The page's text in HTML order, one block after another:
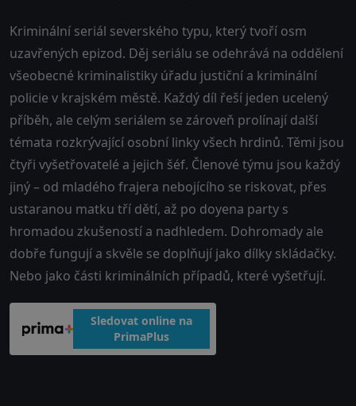
Kriminální seriál severského typu, který tvoří osm
uzavřených epizod. Děj seriálu se odehrává na oddělení
všeobecné kriminalistiky úřadu justiční a kriminální
policie v krajském městě. Každý díl řeší jeden ucelený
příběh, ale celým seriálem se zároveň prolínají další
témata rozkrývající osobní linky všech hrdinů. Těmi jsou
čtyři vyšetřovatelé a jejich šéf. Členové týmu jsou každý
jiný – od mladého frajera nebojícího se riskovat, přes
ustaranou matku tří dětí, až po doyena party s
hromadou zkušeností a nadhledem. Dohromady ale
dobře fungují a skvěle se doplňují jako dílky skládačky.
Nebo jako části kriminálních případů, které vyšetřují.
Sledovat online na
PrimaPlus